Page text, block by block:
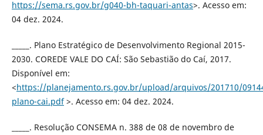
https://sema.rs.gov.br/g040-bh-taquari-antas>. Acesso em:
04 dez. 2024.
_____. Plano Estratégico de Desenvolvimento Regional 2015-
2030. COREDE VALE DO CAÍ: São Sebastião do Caí, 2017.
Disponível em:
<https://planejamento.rs.gov.br/upload/arquivos/201710/
plano-cai.pdf>. Acesso em: 04 dez. 2024.
_____. Resolução CONSEMA n. 388 de 08 de novembro de